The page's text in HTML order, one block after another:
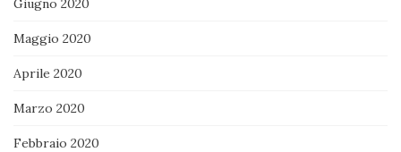
Maggio 2020
Aprile 2020
Marzo 2020
Febbraio 2020